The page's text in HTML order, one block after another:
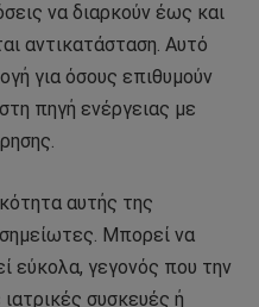
να διαρκούν έως και
αντικατάσταση. Αυτό
για όσους επιθυμούν
πηγή ενέργειας με
αυτής της
Μπορεί να
εύκολα, γεγονός που την
ιατρικές συσκευές ή